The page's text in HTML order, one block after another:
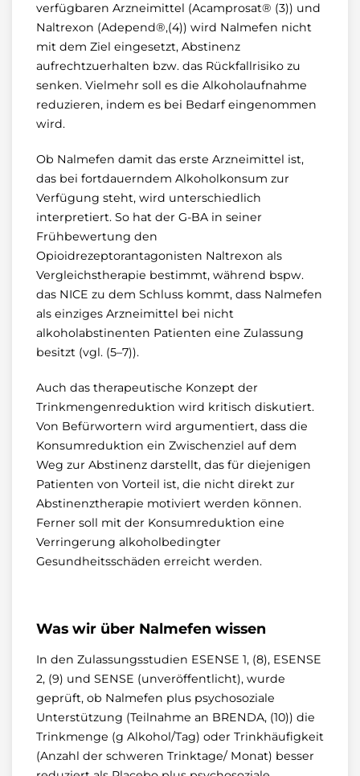
verfügbaren Arzneimittel (Acamprosat® (3)) und
Naltrexon (Adepend®,(4)) wird Nalmefen nicht
mit dem Ziel eingesetzt, Abstinenz
aufrechtzuerhalten bzw. das Rückfallrisiko zu
senken. Vielmehr soll es die Alkoholaufnahme
reduzieren, indem es bei Bedarf eingenommen
wird.
Ob Nalmefen damit das erste Arzneimittel ist,
das bei fortdauerndem Alkoholkonsum zur
Verfügung steht, wird unterschiedlich
interpretiert. So hat der G-BA in seiner
Frühbewertung den
Opioidrezeptorantagonisten Naltrexon als
Vergleichstherapie bestimmt, während bspw.
das NICE zu dem Schluss kommt, dass Nalmefen
als einziges Arzneimittel bei nicht
alkoholabstinenten Patienten eine Zulassung
besitzt (vgl. (5–7)).
Auch das therapeutische Konzept der
Trinkmengenreduktion wird kritisch diskutiert.
Von Befürwortern wird argumentiert, dass die
Konsumreduktion ein Zwischenziel auf dem
Weg zur Abstinenz darstellt, das für diejenigen
Patienten von Vorteil ist, die nicht direkt zur
Abstinenztherapie motiviert werden können.
Ferner soll mit der Konsumreduktion eine
Verringerung alkoholbedingter
Gesundheitsschäden erreicht werden.
Was wir über Nalmefen wissen
In den Zulassungsstudien ESENSE 1, (8), ESENSE
2, (9) und SENSE (unveröffentlicht), wurde
geprüft, ob Nalmefen plus psychosoziale
Unterstützung (Teilnahme an BRENDA, (10)) die
Trinkmenge (g Alkohol/Tag) oder Trinkhäufigkeit
(Anzahl der schweren Trinktage/ Monat) besser